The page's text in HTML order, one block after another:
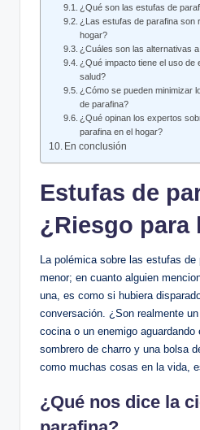
¿Qué son las estufas de
¿Las estufas de parafina ⁤son
hogar?
¿Cuáles son las alternativas
¿Qué impacto tiene ⁤el uso de⁢
salud?
¿Cómo se pueden minimizar
de parafina?
¿Qué opinan los expertos
parafina en el ⁢hogar?
En conclusión
Estufas⁤ de
¿Riesgo para
La⁤ polémica sobre las estufas
⁣menor; en cuanto alguien
una, es como si hubiera
conversación. ¿Son realmente
cocina o un enemigo
sombrero de charro y una bolsa
como muchas cosas ⁤en la vida,
¿Qué nos dice la